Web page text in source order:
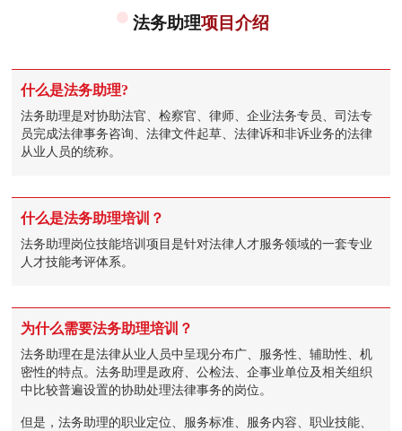
法务助理项目介绍
什么是法务助理?
法务助理是对协助法官、检察官、律师、企业法务专员、司法专
员完成法律事务咨询、法律文件起草、法律诉和非诉业务的法律
从业人员的统称。
什么是法务助理培训？
法务助理岗位技能培训项目是针对法律人才服务领域的一套专业
人才技能考评体系。
为什么需要法务助理培训？
法务助理在是法律从业人员中呈现分布广、服务性、辅助性、机
密性的特点。法务助理是政府、公检法、企事业单位及相关组织
中比较普遍设置的协助处理法律事务的岗位。
但是，法务助理的职业定位、服务标准、服务内容、职业技能、